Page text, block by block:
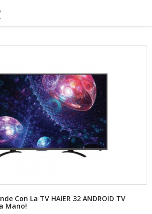
Con La TV HAIER 32 ANDROID TV
Mano!